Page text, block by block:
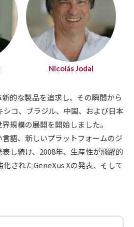
Nicolás Jodal
的な製品を追求し、その瞬間から
コ、ブラジル、中国、および日本
規模の展開を開始しました。
語、新しいプラットフォームのジ
し続け、2008年、生産性が飛躍的
されたGeneXus Xの発表、そして